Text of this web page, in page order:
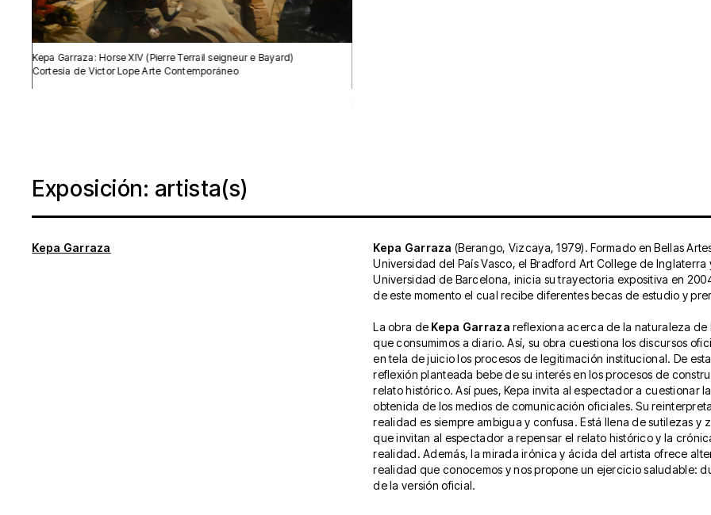
Kepa Garraza: Horse XIV (Pierre Terrail seigneur e Bayard)
Cortesía de Victor Lope Arte Contemporáneo
Exposición: artista(s)
Kepa Garraza Kepa Garraza (Berango, Vizcaya, 1979). Formado en Bellas
Universidad del País Vasco, el Bradford Art College de Inglaterra
Universidad de Barcelona, inicia su trayectoria expositiva en
de este momento el cual recibe diferentes becas de estudio y
La obra de Kepa Garraza reflexiona acerca de la naturaleza de
que consumimos a diario. Así, su obra cuestiona los discursos
en tela de juicio los procesos de legitimación institucional. De
reflexión planteada bebe de su interés en los procesos de
relato histórico. Así pues, Kepa invita al espectador a cuestionar
obtenida de los medios de comunicación oficiales. Su
realidad es siempre ambigua y confusa. Está llena de sutilezas y
que invitan al espectador a repensar el relato histórico y la
realidad. Además, la mirada irónica y ácida del artista ofrece
realidad que conocemos y nos propone un ejercicio saludable:
de la versión oficial.